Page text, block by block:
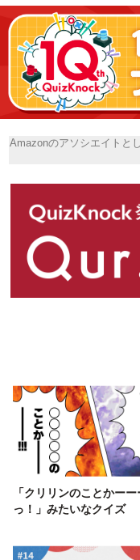
Amazonのアソシエイトと
「クリリンのことかー
っ！」みたいなクイズ